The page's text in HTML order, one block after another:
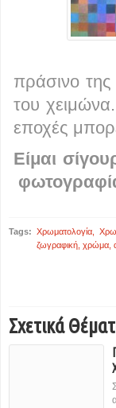
πράσινο
του
εποχές
Είμαι
Tags: Χρωματολογία
ζωγραφική χρώμα
Σχετικά